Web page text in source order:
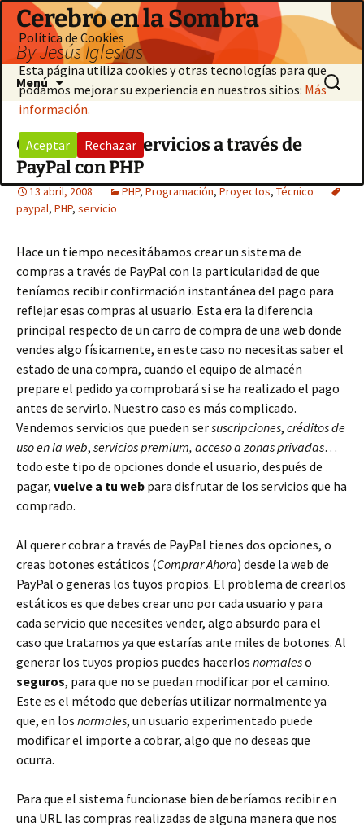
Saltar
contenido
Cerebro en la Sombra
By Jesús Iglesias
Menú Buscar:
Cobrando por servicios a través de
PayPal con PHP
13 abril, 2008 PHP, Programación, Proyectos, Técnico
paypal, PHP, servicio
Hace un tiempo necesitábamos crear un sistema de
compras a través de PayPal con la particularidad de que
teníamos recibir confirmación instantánea del pago para
reflejar esas compras al usuario. Esta era la diferencia
principal respecto de un carro de compra de una web donde
vendes algo físicamente, en este caso no necesitas saber el
estado de una compra, cuando el equipo de almacén
prepare el pedido ya comprobará si se ha realizado el pago
antes de servirlo. Nuestro caso es más complicado.
Vendemos servicios que pueden sersuscripciones, créditos de
uso en la web, servicios premium, acceso a zonas privadas…
todo este tipo de opciones donde el usuario, después de
pagar, vuelve a tu web para disfrutar de los servicios que ha
comprado.
Al querer cobrar a través de PayPal tienes dos opciones, o
creas botones estáticos (Comprar Ahora) desde la web de
PayPal o generas los tuyos propios. El problema de crearlos
estáticos es que debes crear uno por cada usuario y para
cada servicio que necesites vender, algo absurdo para el
caso que tratamos ya que estarías ante miles de botones. Al
generar los tuyos propios puedes hacerlos normaleso
seguros, para que no se puedan modificar por el camino.
Este es el método que deberías utilizar normalmente ya
que, en los normales, un usuario experimentado puede
modificar el importe a cobrar, algo que no deseas que
ocurra.
Para que el sistema funcionase bien deberíamos recibir en
una URL las compras realizadas de alguna manera que nos
Política de Cookies
Esta página utiliza cookies y otras tecnologías para que
podamos mejorar su experiencia en nuestros sitios: Más
información.
Aceptar Rechazar